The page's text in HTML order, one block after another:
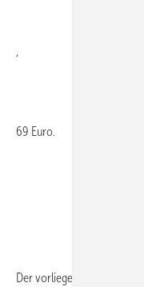
69 Euro.
Dervorliegende...